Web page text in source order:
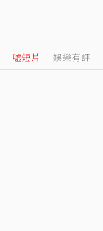
噓短片 娛樂有評